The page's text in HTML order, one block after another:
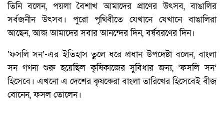
তিনি বলেন, পয়লা বৈশাখ আমাদের প্রাণের উৎসব, বাঙালির
সর্বজনীন উৎসব। পুরো পৃথিবীতে যেখানে যেখানে বাঙালিরা
আছেন, আজ আমাদের সবার আনন্দের দিন, বর্ষবরণের দিন।
‘ফসলি সন’-এর ইতিহাস তুলে ধরে প্রধান উপদেষ্টা বলেন, বাংলা
সন গণনা শুরু হয়েছিল কৃষিকাজের সুবিধার জন্য, ‘ফসলি সন’
হিসেবে। এখনো এ দেশের কৃষকেরা বাংলা তারিখের হিসেবেই বীজ
বোনেন, ফসল তোলেন।